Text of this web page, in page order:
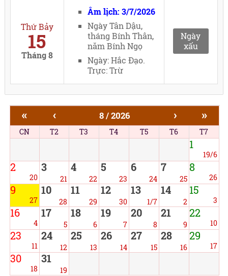
Thứ Bảy
15
Tháng 8
Âm lịch: 3/7/2026
Ngày Tân Dậu,
tháng Bính Thân,
năm Bính Ngọ
Ngày: Hắc Đạo.
Trực: Trừ
Ngày
xấu
« ‹ 8 / 2026 › »
CN T2 T3 T4 T5 T6 T7
1
19/6
2
20
3
21
4
22
5
23
6
24
7
25
8
26
9
27
10
28
11
29
12
30
13
1/7
14
2
15
3
16
4
17
5
18
6
19
7
20
8
21
9
22
10
23
11
24
12
25
13
26
14
27
15
28
16
29
17
30
18
31
19